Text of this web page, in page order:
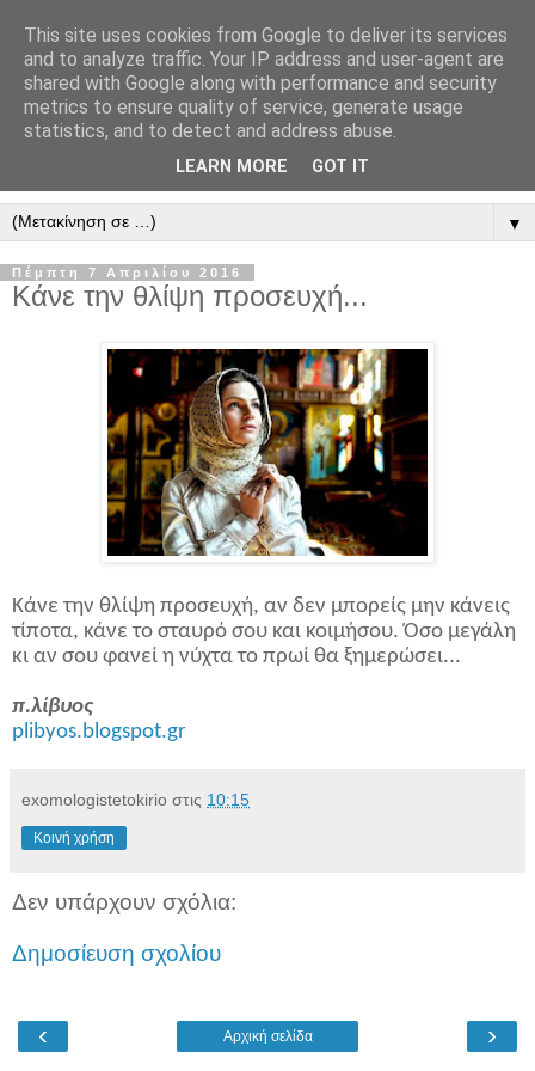
" Εξομολογεῖσθε τῶ Κυρίῳ
"
ὃτι ἀγαθός, ὃτι εἰς τόν αἰῶνα τό ἔλεος αὐτοῦ. Αλληλούϊα.
▼
Πέμπτη 7 Απριλίου 2016
Κάνε την θλίψη προσευχή...
Κάνε την θλίψη προσευχή, αν δεν μπορείς μην κάνεις
τίποτα, κάνε το σταυρό σου και κοιμήσου. Όσο μεγάλη
κι αν σου φανεί η νύχτα το πρωί θα ξημερώσει...
π.λίβυος
plibyos.blogspot.gr
exomologistetokirio στις 10:15
Κοινή χρήση
Δεν υπάρχουν σχόλια:
Δημοσίευση σχολίου
‹ ›
Αρχική σελίδα
This site uses cookies from Google to deliver its services
and to analyze traffic. Your IP address and user-agent are
shared with Google along with performance and security
metrics to ensure quality of service, generate usage
statistics, and to detect and address abuse.
LEARN MORE GOT IT